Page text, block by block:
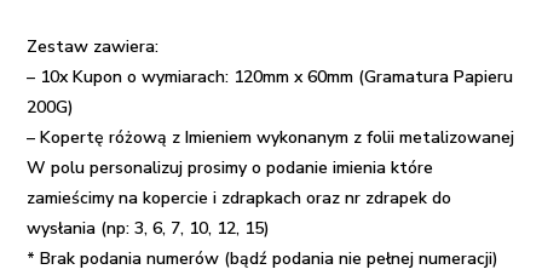
Zestaw zawiera:
– 10x Kupon o wymiarach: 120mm x 60mm (Gramatura Papieru
200G)
– Kopertę różową z Imieniem wykonanym z folii metalizowanej
W polu personalizuj prosimy o podanie imienia które
zamieścimy na kopercie i zdrapkach oraz nr zdrapek do
wysłania (np: 3, 6, 7, 10, 12, 15)
* Brak podania numerów (bądź podania nie pełnej numeracji)